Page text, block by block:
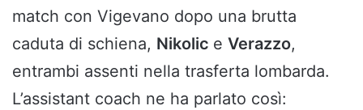
match con Vigevano dopo una brutta
caduta di schiena, Nikolic e Verazzo,
entrambi assenti nella trasferta lombarda.
L’assistant coach ne ha parlato così: